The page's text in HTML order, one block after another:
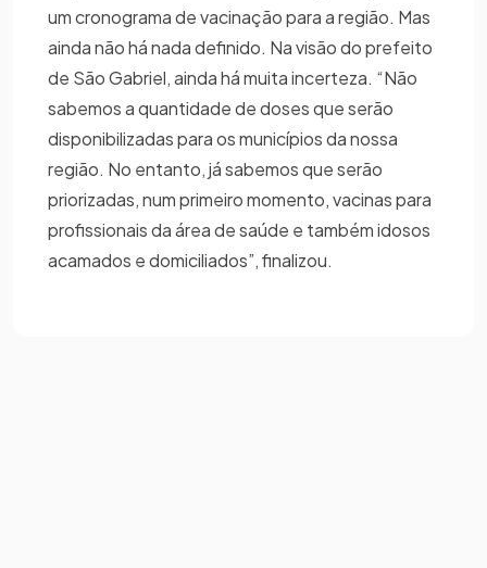
um cronograma de vacinação para a região. Mas
ainda não há nada definido. Na visão do prefeito
de São Gabriel, ainda há muita incerteza. “Não
sabemos a quantidade de doses que serão
disponibilizadas para os municípios da nossa
região. No entanto, já sabemos que serão
priorizadas, num primeiro momento, vacinas para
profissionais da área de saúde e também idosos
acamados e domiciliados”, finalizou.